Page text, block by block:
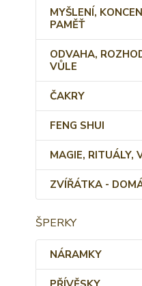
MYŠLENÍ,
PAMĚŤ
ODVAHA,
VŮLE
ČAKRY
FENG SHUI
MAGIE, RITUÁLY,
ZVÍŘÁTKA -
ŠPERKY
NÁRAMKY